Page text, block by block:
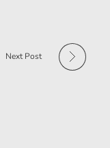
Next Post